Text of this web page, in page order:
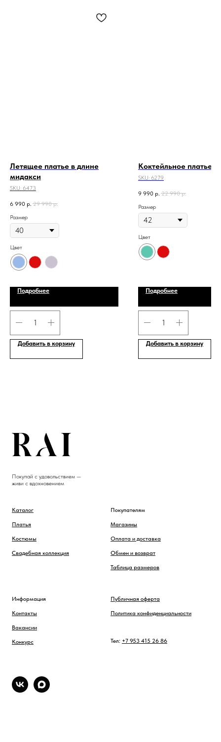
Летящее платье в длине
мидакси
SKU: 6473
6 990 р. 29 990 р.
Размер
Цвет
Подробнее
Добавить в корзину
Коктейльное платье
SKU: 6279
9 990 р. 22 990 р.
Размер
Цвет
Подробнее
Добавить в корзину
Покупай с удовольствием —
живи с вдохновением
Каталог
Платья
Костюмы
Свадебная коллекция
Покупателям
Магазины
Оплата и доставка
Обмен и возврат
Таблица размеров
Информация
Контакты
Вакансии
Конкурс
Публичная оферта
Политика конфиденциальности
Тел: +7 953 415 26 86